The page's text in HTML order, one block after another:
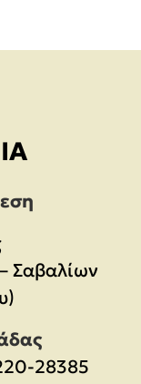
Σαβαλίων
28385